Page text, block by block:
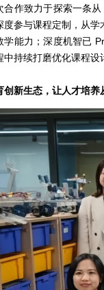
合作致力于探索一条
度参与课程定制，从
学能力；深度机智已
中持续打磨优化课程设
创新生态，让人才培养